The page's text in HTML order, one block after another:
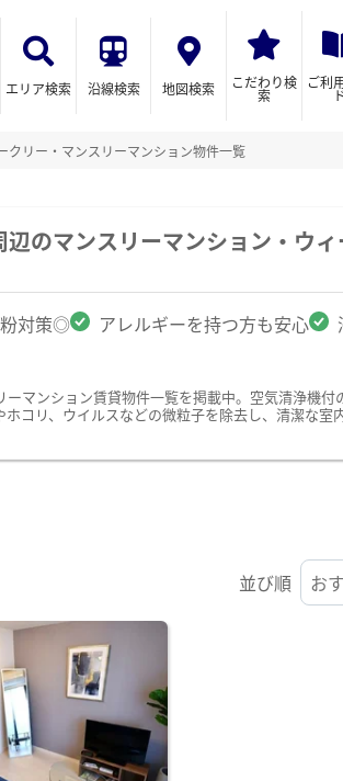
エリア検索 沿線検索 地図検索 こだわり検
索
ご利
クリー・マンスリーマンション物件一覧
のマンスリーマンション・ウ
対策◎ アレルギーを持つ方も安心
マンション賃貸物件一覧を掲載中。空気清浄機
コリ、ウイルスなどの微粒子を除去し、清潔な
並び順